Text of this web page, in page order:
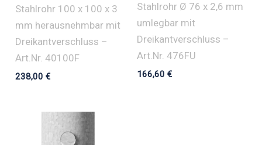
Stahlrohr 100 x 100 x 3
mm herausnehmbar mit
Dreikantverschluss –
Art.Nr. 40100F
238,00€
Stahlrohr Ø 76 x 2,6 mm
umlegbar mit
Dreikantverschluss –
Art.Nr. 476FU
166,60 €